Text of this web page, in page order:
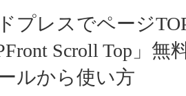
プレスでページ
Scroll Top」
ルから使い方